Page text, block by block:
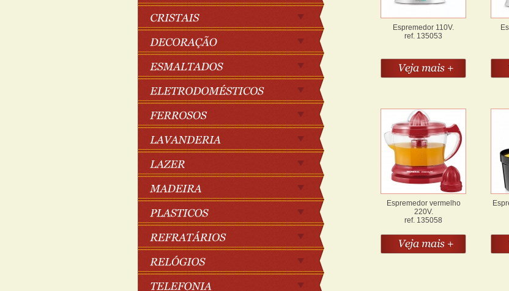
Espremedor 110V.
ref. 135053
Espremedor vermelho
220V.
ref. 135058